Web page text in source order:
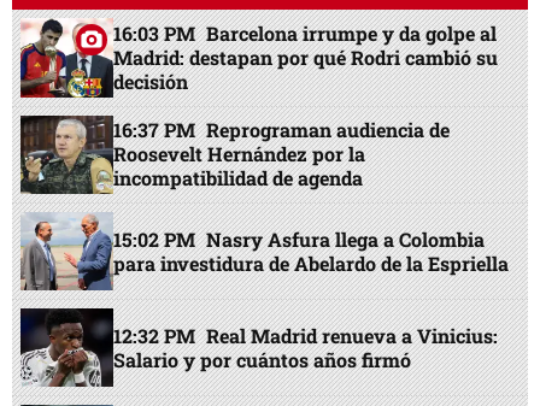
16:03 PM Barcelona irrumpe y da golpe al
Madrid: destapan por qué Rodri cambió su
decisión
16:37 PM Reprograman audiencia de
Roosevelt Hernández por la
incompatibilidad de agenda
15:02 PM Nasry Asfura llega a Colombia
para investidura de Abelardo de la Espriella
12:32 PM Real Madrid renueva a Vinicius:
Salario y por cuántos años firmó